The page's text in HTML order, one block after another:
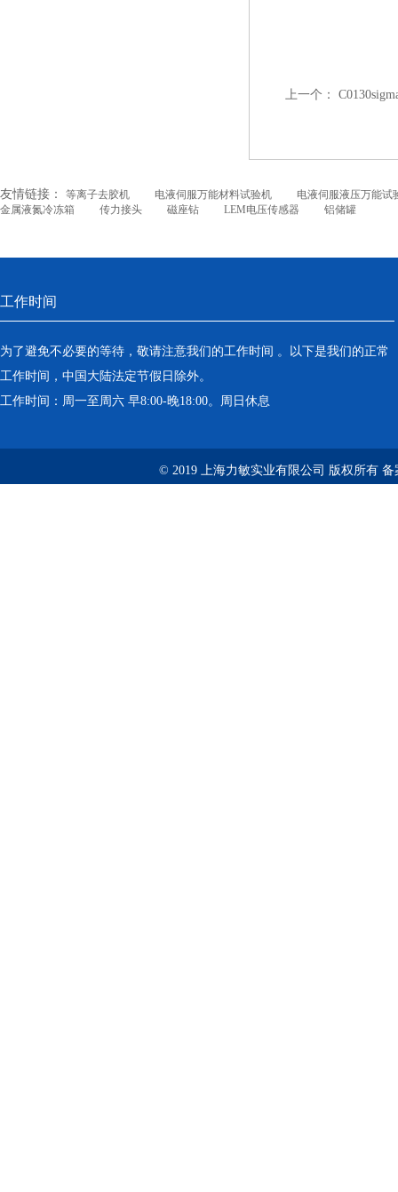
上一个：
友情链接： 等离子去胶机 电液伺服万能材料试验机
电液伺服液压万能试
金属液氮冷冻箱
传力接头 磁座钻 LEM电压传感器 铝储罐
工作时间
为了避免不必要的等待，敬请注意我们的工作时间 。以下是我们的正常
工作时间，中国大陆法定节假日除外。
工作时间：周一至周六 早8:00-晚18:00。周日休息
© 2019 上海力敏实业有限公司 版权所有 备